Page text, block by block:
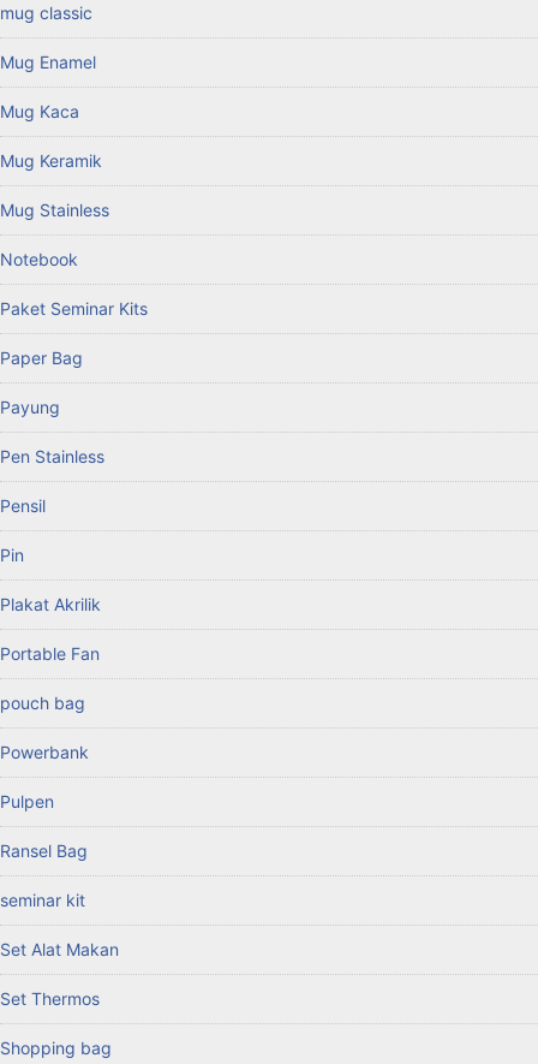
mug classic
Mug Enamel
Mug Kaca
Mug Keramik
Mug Stainless
Notebook
Paket Seminar Kits
Paper Bag
Payung
Pen Stainless
Pensil
Pin
Plakat Akrilik
Portable Fan
pouch bag
Powerbank
Pulpen
Ransel Bag
seminar kit
Set Alat Makan
Set Thermos
Shopping bag